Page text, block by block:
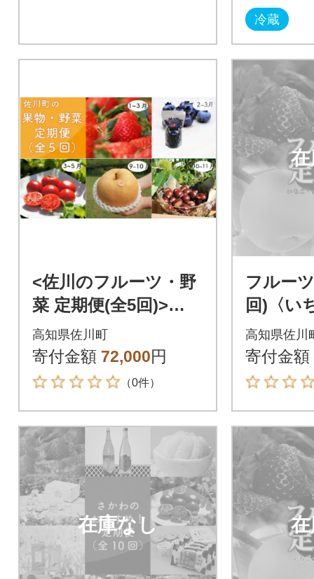
冷蔵
<佐川のフルーツ・野
菜 定期便(全5回)>
苺・冷凍ブルーベリ
ー・フルーツトマ
ト・梨・夢甘栗
高知県佐川町
寄付金額 72,000円
（0件）
フルー
回)〈い
ンマス
高知県佐川
寄付金額
在庫なし